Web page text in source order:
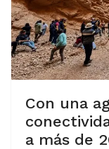
Con una
a más de